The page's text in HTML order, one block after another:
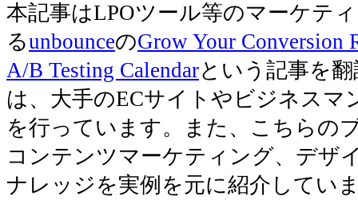
本記事はLPOツール等のマーケテ
るunbounceのGrow Your Conversion
A/B Testing Calendarという記事を
は、大手のECサイトやビジネスマ
を行っています。また、こちらの
コンテンツマーケティング、デザ
ナレッジを実例を元に紹介してい